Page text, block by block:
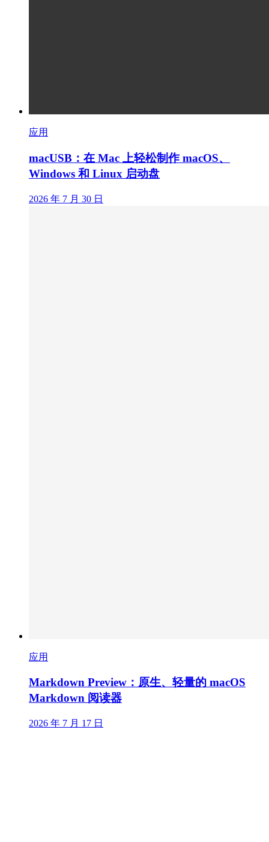
应用
macUSB：在 Mac 上轻松制作 macOS、
Windows 和 Linux 启动盘
2026 年 7 月 30 日
应用
Markdown Preview：原生、轻量的 macOS
Markdown 阅读器
2026 年 7 月 17 日